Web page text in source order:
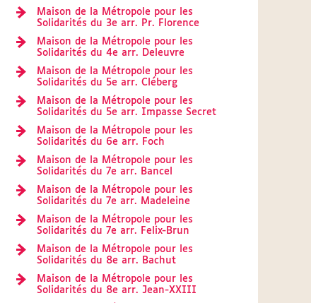
Maison de la Métropole pour les
Solidarités du 3e arr. Pr. Florence
Maison de la Métropole pour les
Solidarités du 4e arr. Deleuvre
Maison de la Métropole pour les
Solidarités du 5e arr. Cléberg
Maison de la Métropole pour les
Solidarités du 5e arr. Impasse Secret
Maison de la Métropole pour les
Solidarités du 6e arr. Foch
Maison de la Métropole pour les
Solidarités du 7e arr. Bancel
Maison de la Métropole pour les
Solidarités du 7e arr. Madeleine
Maison de la Métropole pour les
Solidarités du 7e arr. Felix-Brun
Maison de la Métropole pour les
Solidarités du 8e arr. Bachut
Maison de la Métropole pour les
Solidarités du 8e arr. Jean-XXIII